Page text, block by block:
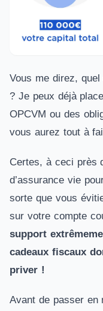
Vous me direz,
? Je peux déjà
OPCVM ou des
vous aurez tout à
Certes, à ceci près
d’assurance vie
sorte que vous
sur votre compte
support
cadeaux fiscaux
priver !
Avant de passer en